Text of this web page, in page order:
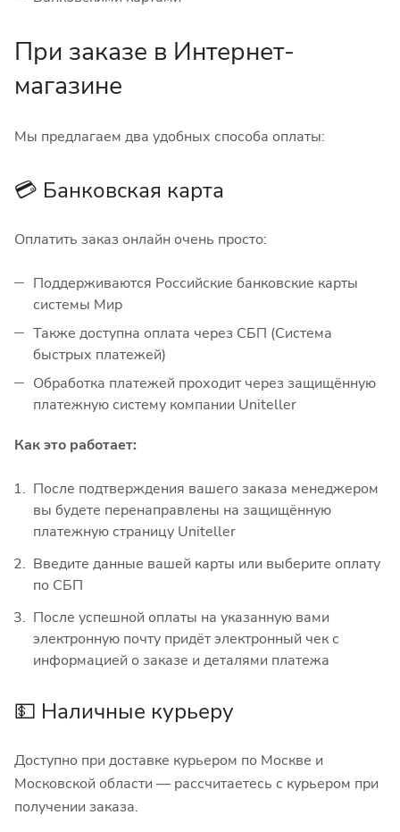
При заказе в Интернет-
магазине
Мы предлагаем два удобных способа оплаты:
💳 Банковская карта
Оплатить заказ онлайн очень просто:
Поддерживаются Российские банковские карты
системы Мир
Также доступна оплата через СБП (Система
быстрых платежей)
Обработка платежей проходит через защищённую
платежную систему компании Uniteller
Как это работает:
После подтверждения вашего заказа менеджером
вы будете перенаправлены на защищённую
платежную страницу Uniteller
Введите данные вашей карты или выберите оплату
по СБП
После успешной оплаты на указанную вами
электронную почту придёт электронный чек с
информацией о заказе и деталями платежа
💵 Наличные курьеру
Доступно при доставке курьером по Москве и
Московской области — рассчитаетесь с курьером при
получении заказа.